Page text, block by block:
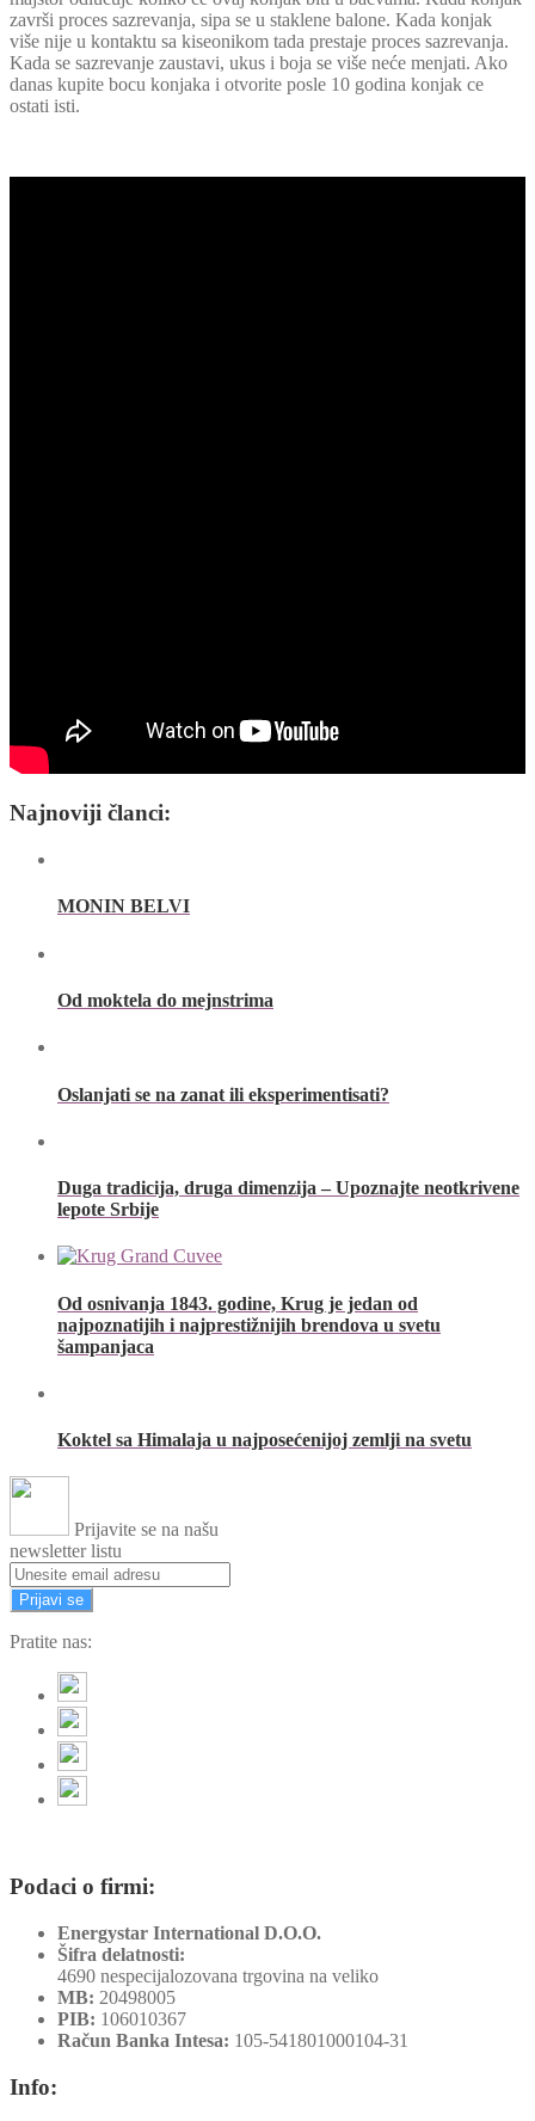
završi proces sazrevanja, sipa se u staklene balone. Kada konjak
više nije u kontaktu sa kiseonikom tada prestaje proces sazrevanja.
Kada se sazrevanje zaustavi, ukus i boja se više neće menjati. Ako
danas kupite bocu konjaka i otvorite posle 10 godina konjak ce
ostati isti.
Najnoviji članci:
MONIN BELVI
Od moktela do mejnstrima
Oslanjati se na zanat ili eksperimentisati?
Duga tradicija, druga dimenzija – Upoznajte neotkrivene
lepote Srbije
Od osnivanja 1843. godine, Krug je jedan od
najpoznatijih i najprestižnijih brendova u svetu
šampanjaca
Koktel sa Himalaja u najposećenijoj zemlji na svetu
Prijavite se na našu
newsletter listu
Prijavi se
Pratite nas:
Podaci o firmi:
Energystar International D.O.O.
Šifra delatnosti:
4690 nespecijalozovana trgovina na veliko
MB: 20498005
PIB: 106010367
Račun Banka Intesa: 105-541801000104-31
Info: